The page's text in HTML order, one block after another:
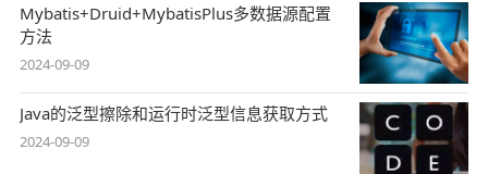
Mybatis+Druid+MybatisPlus多数据源配置
方法
2024-09-09
Java的泛型擦除和运行时泛型信息获取方式
2024-09-09